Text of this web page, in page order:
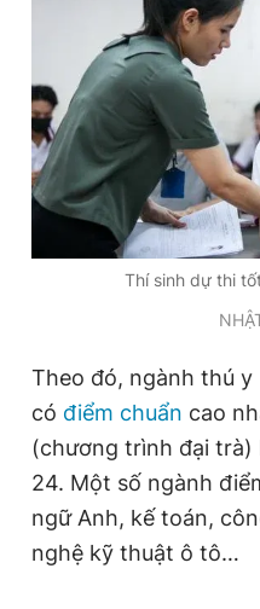
Đọc Thanh Niên trên
Hotline
0906 645 777
Đặt báo Quảng cáo
Tổng biên tập: Nguyễn Ngọc
Phó tổng biên tập thường
Phó tổng biên tập: Lâm Hiếu
Phó tổng biên tập: Trần Việt
Thí sinh dự thi
Theo đó, ngành thú
có điểm chuẩn cao
(chương trình đại trà)
24. Một số ngành
ngữ Anh, kế toán,
nghệ kỹ thuật ô tô…